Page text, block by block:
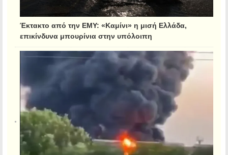
Έκτακτο από την ΕΜΥ: «Καμίνι» η μισή Ελλάδα,
επικίνδυνα μπουρίνια στην υπόλοιπη